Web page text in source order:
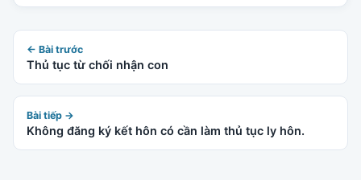
← Bài trước
Thủ tục từ chối nhận con
Bài tiếp →
Không đăng ký kết hôn có cần làm thủ tục ly hôn.